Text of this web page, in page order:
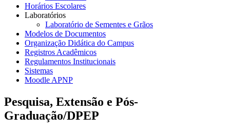
Horários Escolares
Laboratórios
Laboratório de Sementes e Grãos
Modelos de Documentos
Organização Didática do Campus
Registros Acadêmicos
Regulamentos Institucionais
Sistemas
Moodle APNP
Pesquisa, Extensão e Pós-
Graduação/DPEP